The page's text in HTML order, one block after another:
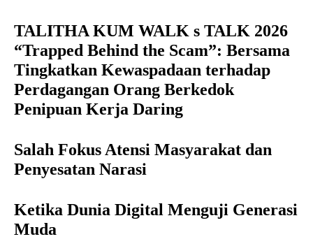
TALITHA KUM WALK s TALK 2026
“Trapped Behind the Scam”: Bersama
Tingkatkan Kewaspadaan terhadap
Perdagangan Orang Berkedok
Penipuan Kerja Daring
Salah Fokus Atensi Masyarakat dan
Penyesatan Narasi
Ketika Dunia Digital Menguji Generasi
Muda